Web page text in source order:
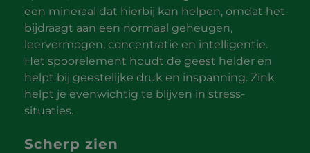
een mineraal dat hierbij kan helpen, omdat het
bijdraagt aan een normaal geheugen,
leervermogen, concentratie en intelligentie.
Het spoorelement houdt de geest helder en
helpt bij geestelijke druk en inspanning. Zink
helpt je evenwichtig te blijven in stress-
situaties.
Scherp zien